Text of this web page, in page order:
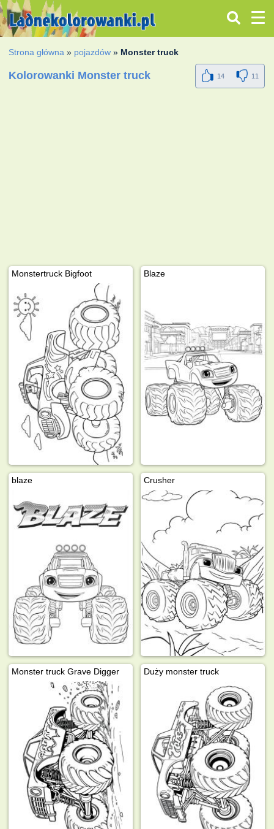
Strona główna » pojazdów » Monster truck
Kolorowanki Monster truck 14 11
Monstertruck Bigfoot Blaze
blaze Crusher
Monster truck Grave Digger Duży monster truck